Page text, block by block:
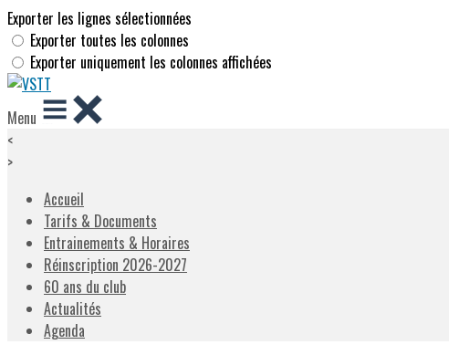
Exporter les lignes sélectionnées
Exporter toutes les colonnes
Exporter uniquement les colonnes affichées
Menu
<
>
Accueil
Tarifs & Documents
Entrainements & Horaires
Réinscription 2026-2027
60 ans du club
Actualités
Agenda